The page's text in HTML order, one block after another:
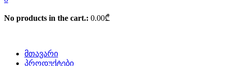
No products in the cart.: 0.00₾
მთავარი
პროდუქტები